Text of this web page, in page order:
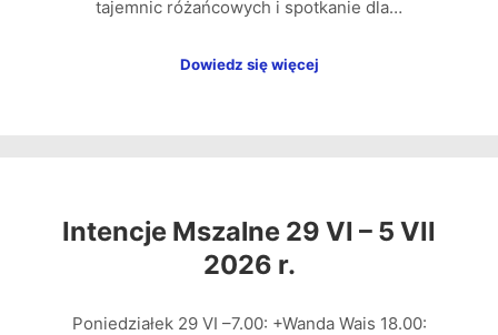
tajemnic różańcowych i spotkanie dla…
Dowiedz się więcej
Intencje Mszalne 29 VI – 5 VII
2026 r.
Poniedziałek 29 VI –7.00: +Wanda Wais 18.00: